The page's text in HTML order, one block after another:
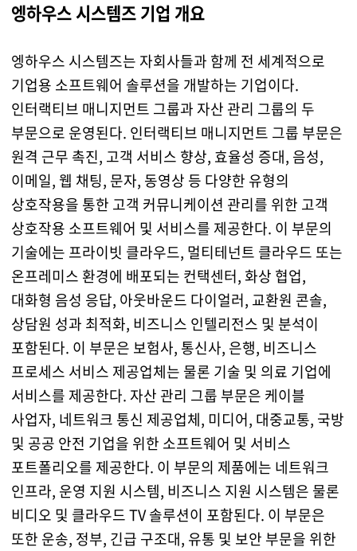
엥하우스 시스템즈 기업 개요
엥하우스 시스템즈는 자회사들과 함께 전 세계적으로
기업용 소프트웨어 솔루션을 개발하는 기업이다.
인터랙티브 매니지먼트 그룹과 자산 관리 그룹의 두
부문으로 운영된다. 인터랙티브 매니지먼트 그룹 부문은
원격 근무 촉진, 고객 서비스 향상, 효율성 증대, 음성,
이메일, 웹 채팅, 문자, 동영상 등 다양한 유형의
상호작용을 통한 고객 커뮤니케이션 관리를 위한 고객
상호작용 소프트웨어 및 서비스를 제공한다. 이 부문의
기술에는 프라이빗 클라우드, 멀티테넌트 클라우드 또는
온프레미스 환경에 배포되는 컨택센터, 화상 협업,
대화형 음성 응답, 아웃바운드 다이얼러, 교환원 콘솔,
상담원 성과 최적화, 비즈니스 인텔리전스 및 분석이
포함된다. 이 부문은 보험사, 통신사, 은행, 비즈니스
프로세스 서비스 제공업체는 물론 기술 및 의료 기업에
서비스를 제공한다. 자산 관리 그룹 부문은 케이블
사업자, 네트워크 통신 제공업체, 미디어, 대중교통, 국방
및 공공 안전 기업을 위한 소프트웨어 및 서비스
포트폴리오를 제공한다. 이 부문의 제품에는 네트워크
인프라, 운영 지원 시스템, 비즈니스 지원 시스템은 물론
비디오 및 클라우드 TV 솔루션이 포함된다. 이 부문은
또한 운송, 정부, 긴급 구조대, 유통 및 보안 부문을 위한